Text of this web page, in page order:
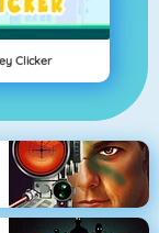
Clicker